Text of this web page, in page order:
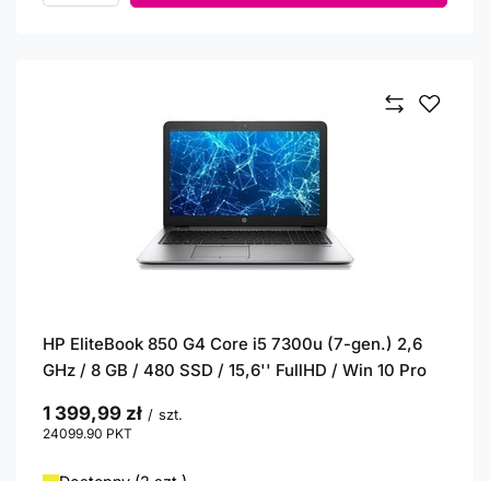
HP EliteBook 850 G4 Core i5 7300u (7-gen.) 2,6
GHz / 8 GB / 480 SSD / 15,6'' FullHD / Win 10 Pro
1 399,99 zł / szt.
24099.90 PKT